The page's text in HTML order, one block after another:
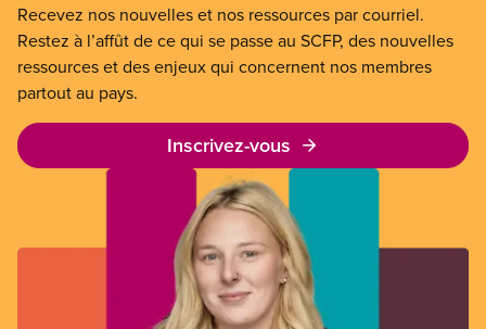
Recevez nos nouvelles et nos ressources par courriel.
Restez à l’affût de ce qui se passe au SCFP, des nouvelles
ressources et des enjeux qui concernent nos membres
partout au pays.
Inscrivez-vous